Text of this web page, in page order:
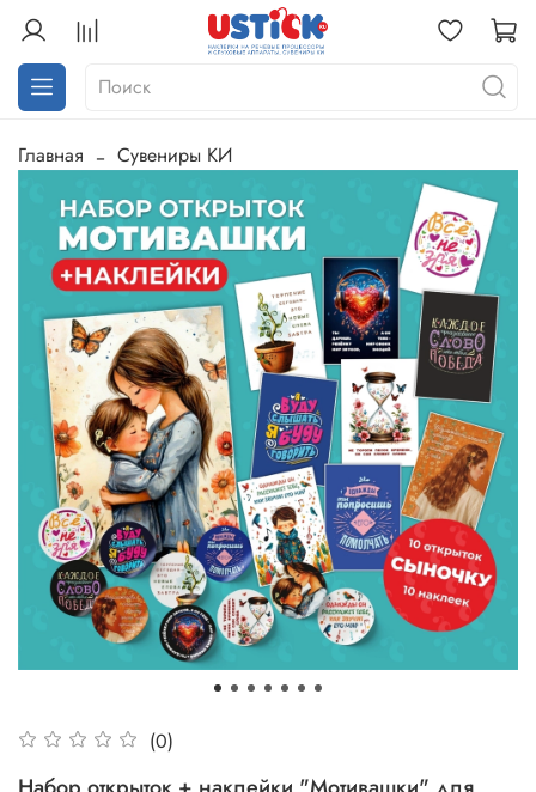
Главная Сувениры КИ
(0)